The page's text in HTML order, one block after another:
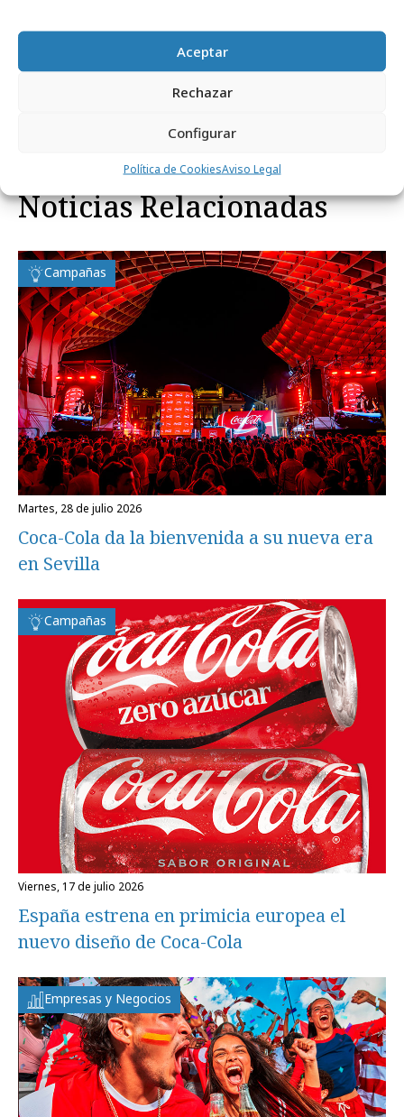
Aceptar
Rechazar
Configurar
Política de CookiesAviso Legal
Noticias Relacionadas
Campañas
martes, 28 de julio 2026
Coca-Cola da la bienvenida a su nueva era
en Sevilla
Campañas
viernes, 17 de julio 2026
España estrena en primicia europea el
nuevo diseño de Coca-Cola
Empresas y Negocios